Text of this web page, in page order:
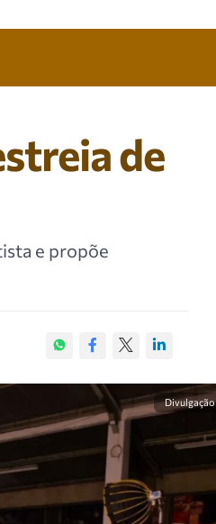
de
e propõe
Divulgação